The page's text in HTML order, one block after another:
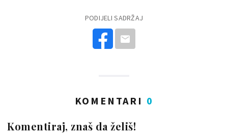
PODIJELI SADRŽAJ
KOMENTARI 0
Komentiraj, znaš da želiš!